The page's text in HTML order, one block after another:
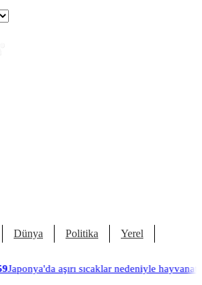
Dünya Politika Yerel
nedeniyle hayvanat bahçesinde üç